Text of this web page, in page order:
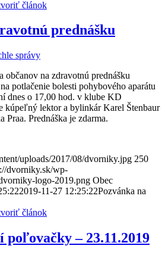
prednášku
správy
na zdravotnú prednášku
potlačenie bolesti pohybového aparátu
dnes o 17,00 hod. v klube KD
kúpeľný lektor a bylinkár Karel Štenbaur
Prednáška je zdarma.
uploads/2017/08/dvorniky.jpg 250
dvorniky.sk/wp-
logo-2019.png Obec
2019-11-27 12:25:22Pozvánka na
poľovačky – 23.11.2019